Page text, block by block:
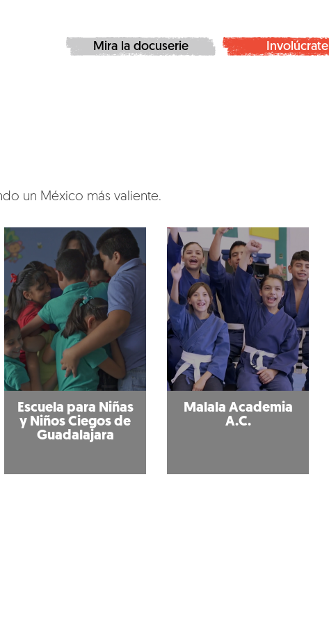
Mira la docuserie Involúcrate
un México más valiente.
Escuela para Niñas
y Niños Ciegos de
Guadalajara
Malala Academia
A.C.